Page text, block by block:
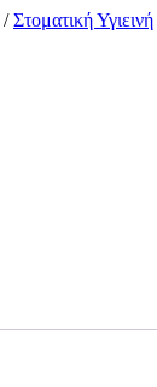
/Στοματική Υγιεινή